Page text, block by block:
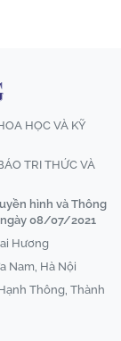
HỌC VÀ KỸ
TRI THỨC VÀ
hình và Thông
08/07/2021
Hương
Nam, Hà Nội
Thông, Thành